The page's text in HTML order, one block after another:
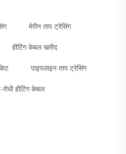
मेरीन ताप ट्रेसिंग
हीटिंग केबल खरीद
पाइपलाइन ताप ट्रेसिंग
रोधी हीटिंग केबल